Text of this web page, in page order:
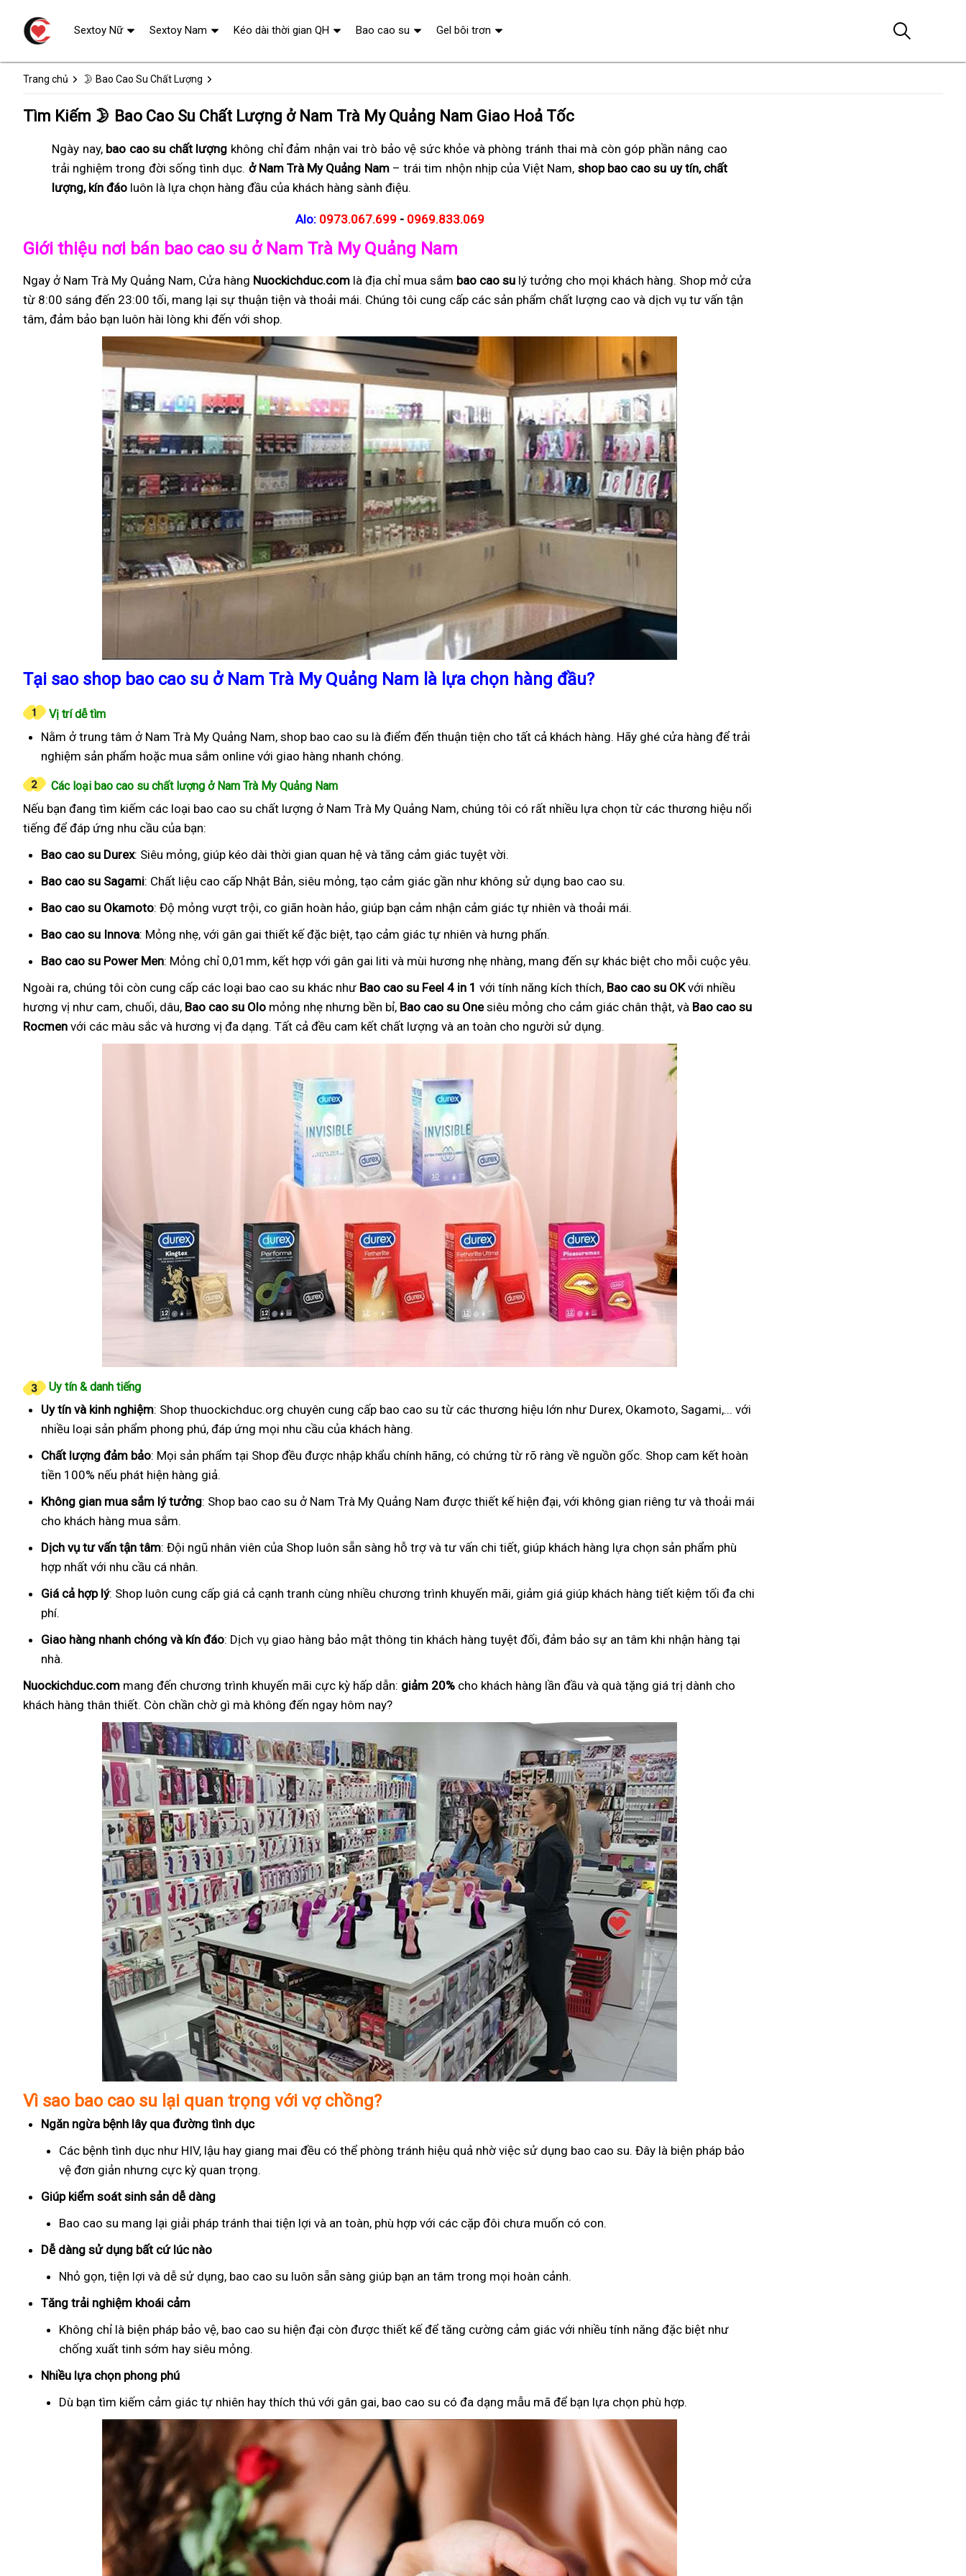
Trang chủ 🌛 Bao Cao Su Chất Lượng
Tìm Kiếm 🌛 Bao Cao Su Chất Lượng ở Nam Trà My Quảng Nam Giao Hoả Tốc
Ngày nay, bao cao su chất lượng không chỉ đảm nhận vai trò bảo vệ sức khỏe và phòng tránh thai mà còn góp phần nâng cao
trải nghiệm trong đời sống tình dục. ở Nam Trà My Quảng Nam– trái tim nhộn nhịp của Việt Nam, shop bao cao su uy tín, chất
lượng, kín đáo luôn là lựa chọn hàng đầu của khách hàng sành điệu.
Alo: 0973.067.699 - 0969.833.069
Giới thiệu nơi bán bao cao su ở Nam Trà My Quảng Nam
Ngay ở Nam Trà My Quảng Nam, Cửa hàng Nuockichduc.com là địa chỉ mua sắm bao cao su lý tưởng cho mọi khách hàng. Shop mở cửa
từ 8:00 sáng đến 23:00 tối, mang lại sự thuận tiện và thoải mái. Chúng tôi cung cấp các sản phẩm chất lượng cao và dịch vụ tư vấn tận
tâm, đảm bảo bạn luôn hài lòng khi đến với shop.
Tại sao shop bao cao su ở Nam Trà My Quảng Nam là lựa chọn hàng đầu?
Vị trí dễ tìm
Nằm ở trung tâm ở Nam Trà My Quảng Nam, shop bao cao su là điểm đến thuận tiện cho tất cả khách hàng. Hãy ghé cửa hàng để trải
nghiệm sản phẩm hoặc mua sắm online với giao hàng nhanh chóng.
Các loại bao cao su chất lượng ở Nam Trà My Quảng Nam
Nếu bạn đang tìm kiếm các loại bao cao su chất lượng ở Nam Trà My Quảng Nam, chúng tôi có rất nhiều lựa chọn từ các thương hiệu nổi
tiếng để đáp ứng nhu cầu của bạn:
Bao cao su Durex: Siêu mỏng, giúp kéo dài thời gian quan hệ và tăng cảm giác tuyệt vời.
Bao cao su Sagami: Chất liệu cao cấp Nhật Bản, siêu mỏng, tạo cảm giác gần như không sử dụng bao cao su.
Bao cao su Okamoto: Độ mỏng vượt trội, co giãn hoàn hảo, giúp bạn cảm nhận cảm giác tự nhiên và thoải mái.
Bao cao su Innova: Mỏng nhẹ, với gân gai thiết kế đặc biệt, tạo cảm giác tự nhiên và hưng phấn.
Bao cao su Power Men: Mỏng chỉ 0,01mm, kết hợp với gân gai liti và mùi hương nhẹ nhàng, mang đến sự khác biệt cho mỗi cuộc yêu.
Ngoài ra, chúng tôi còn cung cấp các loại bao cao su khác như Bao cao su Feel 4 in 1 với tính năng kích thích, Bao cao su OKvới nhiều
hương vị như cam, chuối, dâu, Bao cao su Olo mỏng nhẹ nhưng bền bỉ, Bao cao su Onesiêu mỏng cho cảm giác chân thật, và Bao cao su
Rocmen với các màu sắc và hương vị đa dạng. Tất cả đều cam kết chất lượng và an toàn cho người sử dụng.
Uy tín & danh tiếng
Uy tín và kinh nghiệm: Shop thuockichduc.org chuyên cung cấp bao cao su từ các thương hiệu lớn như Durex, Okamoto, Sagami,... với
nhiều loại sản phẩm phong phú, đáp ứng mọi nhu cầu của khách hàng.
Chất lượng đảm bảo: Mọi sản phẩm tại Shop đều được nhập khẩu chính hãng, có chứng từ rõ ràng về nguồn gốc. Shop cam kết hoàn
tiền 100% nếu phát hiện hàng giả.
Không gian mua sắm lý tưởng: Shop bao cao su ở Nam Trà My Quảng Nam được thiết kế hiện đại, với không gian riêng tư và thoải mái
cho khách hàng mua sắm.
Dịch vụ tư vấn tận tâm: Đội ngũ nhân viên của Shop luôn sẵn sàng hỗ trợ và tư vấn chi tiết, giúp khách hàng lựa chọn sản phẩm phù
hợp nhất với nhu cầu cá nhân.
Giá cả hợp lý: Shop luôn cung cấp giá cả cạnh tranh cùng nhiều chương trình khuyến mãi, giảm giá giúp khách hàng tiết kiệm tối đa chi
phí.
Giao hàng nhanh chóng và kín đáo: Dịch vụ giao hàng bảo mật thông tin khách hàng tuyệt đối, đảm bảo sự an tâm khi nhận hàng tại
nhà.
Nuockichduc.com mang đến chương trình khuyến mãi cực kỳ hấp dẫn: giảm 20% cho khách hàng lần đầu và quà tặng giá trị dành cho
khách hàng thân thiết. Còn chần chờ gì mà không đến ngay hôm nay?
Vì sao bao cao su lại quan trọng với vợ chồng?
Ngăn ngừa bệnh lây qua đường tình dục
Các bệnh tình dục như HIV, lậu hay giang mai đều có thể phòng tránh hiệu quả nhờ việc sử dụng bao cao su. Đây là biện pháp bảo
vệ đơn giản nhưng cực kỳ quan trọng.
Giúp kiểm soát sinh sản dễ dàng
Bao cao su mang lại giải pháp tránh thai tiện lợi và an toàn, phù hợp với các cặp đôi chưa muốn có con.
Dễ dàng sử dụng bất cứ lúc nào
Nhỏ gọn, tiện lợi và dễ sử dụng, bao cao su luôn sẵn sàng giúp bạn an tâm trong mọi hoàn cảnh.
Tăng trải nghiệm khoái cảm
Không chỉ là biện pháp bảo vệ, bao cao su hiện đại còn được thiết kế để tăng cường cảm giác với nhiều tính năng đặc biệt như
chống xuất tinh sớm hay siêu mỏng.
Nhiều lựa chọn phong phú
Dù bạn tìm kiếm cảm giác tự nhiên hay thích thú với gân gai, bao cao su có đa dạng mẫu mã để bạn lựa chọn phù hợp.
Sextoy Nữ Sextoy Nam Kéo dài thời gian QH Bao cao su Gel bôi trơn